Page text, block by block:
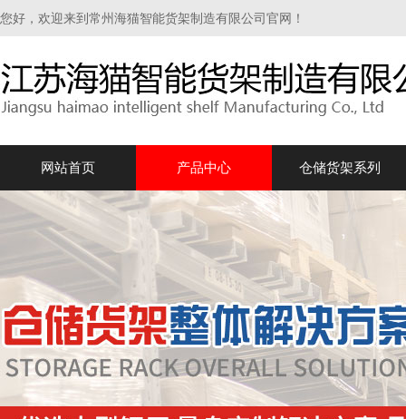
您好，欢迎来到常州海猫智能货架制造有限公司官网！
网站首页 产品中心 仓储货架系列